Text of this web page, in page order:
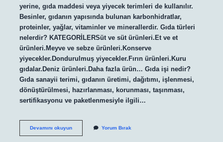
yerine, gıda maddesi veya yiyecek terimleri de kullanılır.
Besinler, gıdanın yapısında bulunan karbonhidratlar,
proteinler, yağlar, vitaminler ve minerallerdir. Gıda türleri
nelerdir? KATEGORİLERSüt ve süt ürünleri.Et ve et
ürünleri.Meyve ve sebze ürünleri.Konserve
yiyecekler.Dondurulmuş yiyecekler.Fırın ürünleri.Kuru
gıdalar.Deniz ürünleri.Daha fazla ürün… Gıda işi nedir?
Gıda sanayii terimi, gıdanın üretimi, dağıtımı, işlenmesi,
dönüştürülmesi, hazırlanması, korunması, taşınması,
sertifikasyonu ve paketlenmesiyle ilgili…
Devamını okuyunGıda
Yorum Bırak